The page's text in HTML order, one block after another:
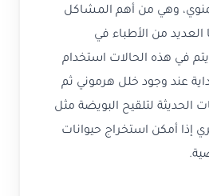
وهي من أهم المشاكل
من الأطباء في
في هذه الحالات استخدام
عند وجود خلل هرموني ثم
لتلقيح البويضة مثل
أمكن استخراج حيوانات